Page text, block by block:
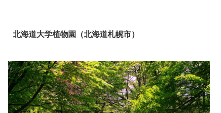
北海道大学植物園（北海道札幌市）